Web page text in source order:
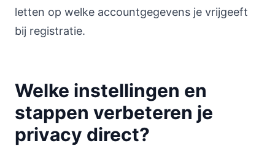
letten op welke accountgegevens je vrijgeeft
bij registratie.
Welke instellingen en
stappen verbeteren je
privacy direct?